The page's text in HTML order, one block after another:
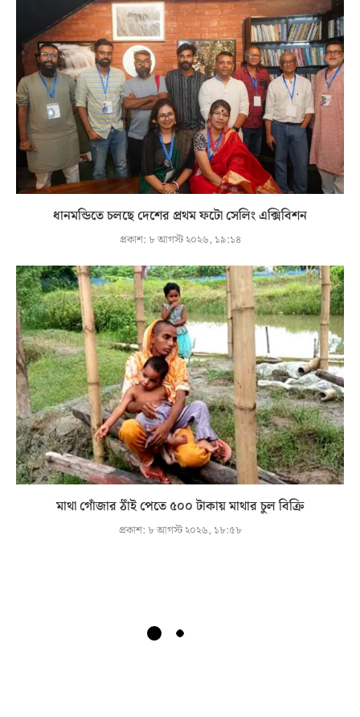
ধানমন্ডিতে চলছে দেশের প্রথম ফটো সেলিং এক্সিবিশন
প্রকাশ: ৮ আগস্ট ২০২৬, ১৯:১৪
মাথা গোঁজার ঠাঁই পেতে ৫০০ টাকায় মাথার চুল বিক্রি
প্রকাশ: ৮ আগস্ট ২০২৬, ১৮:৫৮